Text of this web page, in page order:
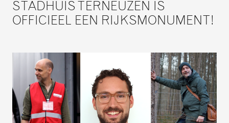
STADHUIS TERNEUZEN IS
OFFICIEEL EEN RIJKSMONUMENT!